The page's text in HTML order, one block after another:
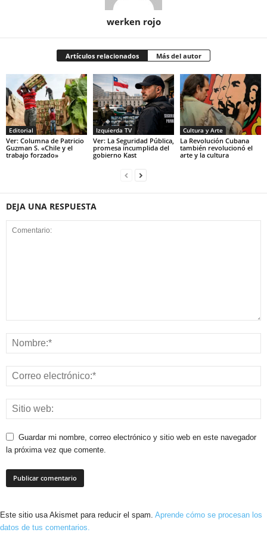
werken rojo
Artículos relacionados Más del autor
Editorial
Ver: Columna de Patricio
Guzman S. «Chile y el
trabajo forzado»
Izquierda TV
Ver: La Seguridad Pública,
promesa incumplida del
gobierno Kast
Cultura y Arte
La Revolución Cubana
también revolucionó el
arte y la cultura
DEJA UNA RESPUESTA
Guardar mi nombre, correo electrónico y sitio web en este navegador
la próxima vez que comente.
Este sitio usa Akismet para reducir el spam. Aprende cómo se procesan los
datos de tus comentarios.